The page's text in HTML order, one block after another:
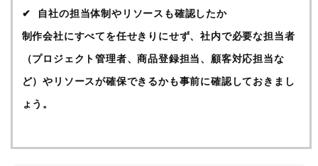
自社の担当体制やリソースも確認したか
制作会社にすべてを任せきりにせず、社内で必要な担当者
（プロジェクト管理者、商品登録担当、顧客対応担当な
ど）やリソースが確保できるかも事前に確認しておきまし
ょう。